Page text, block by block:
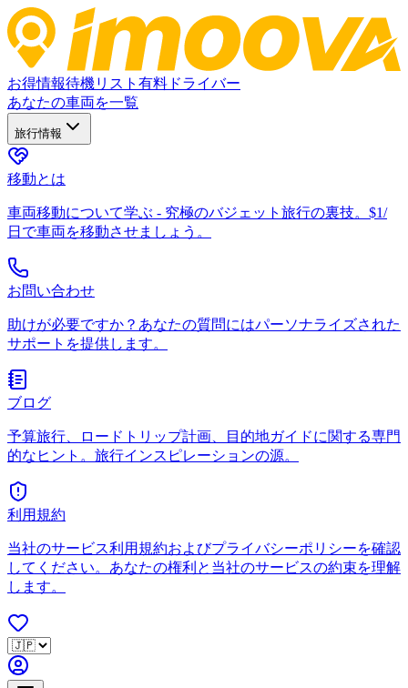
お得情報待機リスト 有料ドライバー
あなたの車両を一覧
旅行情報
移動とは
車両移動について学ぶ - 究極のバジェット旅行の裏技。$1/
日で車両を移動させましょう。
お問い合わせ
助けが必要ですか？あなたの質問にはパーソナライズされた
サポートを提供します。
ブログ
予算旅行、ロードトリップ計画、目的地ガイドに関する専門
的なヒント。旅行インスピレーションの源。
利用規約
当社のサービス利用規約およびプライバシーポリシーを確認
してください。あなたの権利と当社のサービスの約束を理解
します。